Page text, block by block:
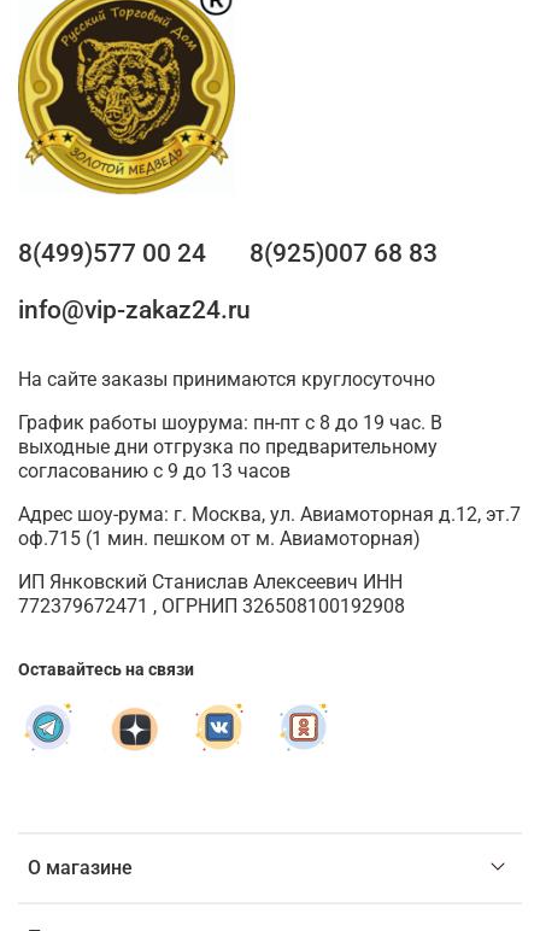
О магазине
8(499)577 00 24
8(925)007 68 83
info@vip-zakaz24.ru
На сайте заказы принимаются круглосуточно
График работы шоурума: пн-пт с 8 до 19 час. В
выходные дни отгрузка по предварительному
согласованию с 9 до 13 часов
Адрес шоу-рума: г. Москва, ул. Авиамоторная д.12, эт.7
оф.715 (1 мин. пешком от м. Авиамоторная)
ИП Янковский Станислав Алексеевич ИНН
772379672471 , ОГРНИП 326508100192908
Оставайтесь на связи